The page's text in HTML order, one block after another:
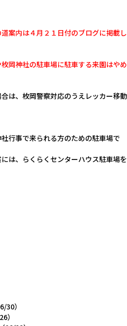
案内は４月２１日付のブログに掲載し
岡神社の駐車場に駐車する来園はやめ
は、枚岡警察対応のうえレッカー移動
行事で来られる方のための駐車場で
、らくらくセンターハウス駐車場を
30）
）